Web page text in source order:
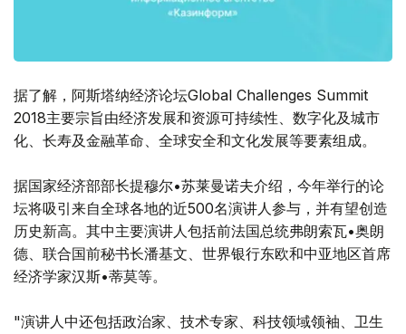
据了解，阿斯塔纳经济论坛Global Challenges Summit
2018主要宗旨由经济发展和资源可持续性、数字化及城市
化、长寿及金融革命、全球安全和文化发展等要素组成。
据国家经济部部长提穆尔•苏莱曼诺夫介绍，今年举行的论
坛将吸引来自全球各地的近500名演讲人参与，并有望创造
历史新高。其中主要演讲人包括前法国总统弗朗索瓦•奥朗
德、联合国前秘书长潘基文、世界银行东欧和中亚地区首席
经济学家汉斯•蒂莫等。
"演讲人中还包括政治家、技术专家、科技领域领袖、卫生